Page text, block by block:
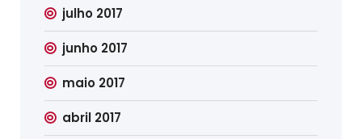
julho 2017
junho 2017
maio 2017
abril 2017